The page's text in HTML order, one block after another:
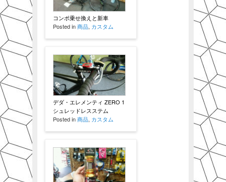
コンポ乗せ換えと新車
Posted in商品, カスタム
デダ・エレメンティ ZERO 1
シュレッドレスステム
Posted in商品, カスタム